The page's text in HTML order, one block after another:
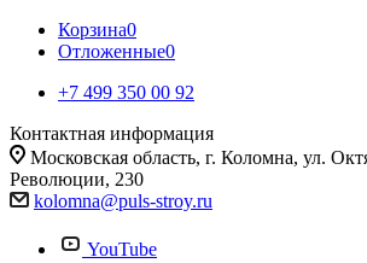
Корзина0
Отложенные0
+7 499 350 00 92
Контактная информация
Московская область, г. Коломна, ул.
Революции, 230
kolomna@puls-stroy.ru
YouTube